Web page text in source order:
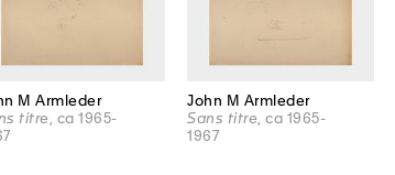
M Armleder
titre, ca 1965-
John M Armleder
Sans titre, ca 1965-
1967